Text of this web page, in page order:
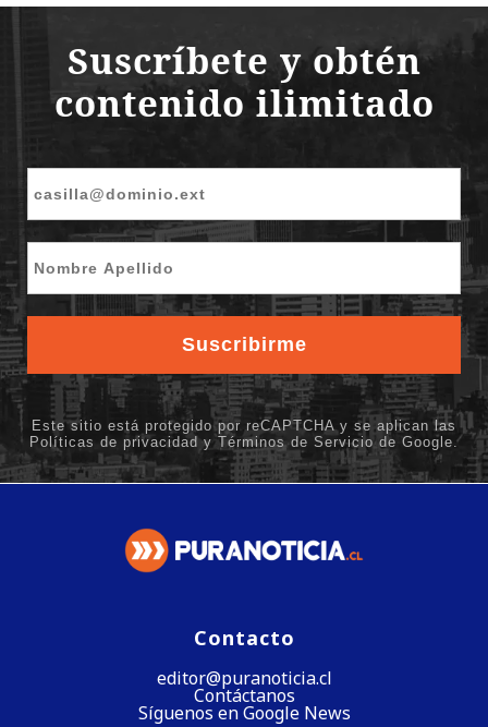
Contacto
editor@puranoticia.cl
Contáctanos
Síguenos en Google News